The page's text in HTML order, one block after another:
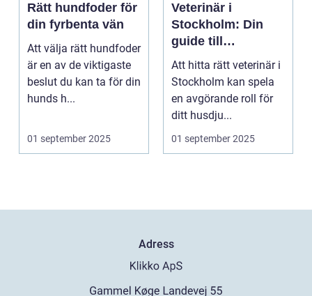
Rätt hundfoder för
din fyrbenta vän
Att välja rätt hundfoder
är en av de viktigaste
beslut du kan ta för din
hunds h...
01 september 2025
Veterinär i
Stockholm: Din
guide till
djursjukvård i
huvudstaden
Att hitta rätt veterinär i
Stockholm kan spela
en avgörande roll för
ditt husdju...
01 september 2025
Adress